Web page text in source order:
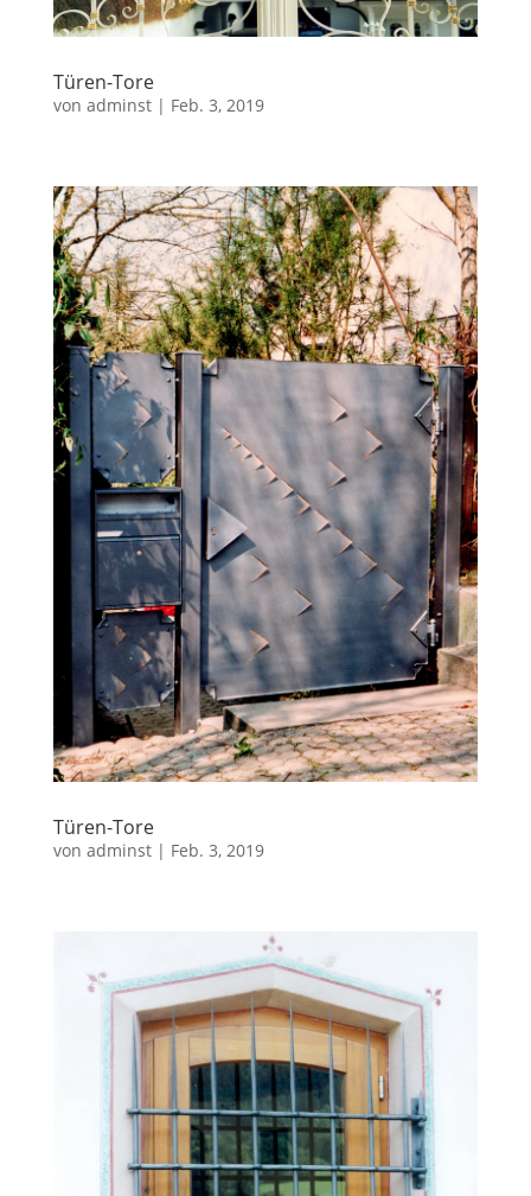
Türen-Tore
von adminst| Feb. 3, 2019
Türen-Tore
von adminst| Feb. 3, 2019